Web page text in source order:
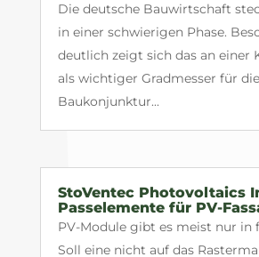
Die deutsche Bauwirtschaft
in einer schwierigen Phase.
deutlich zeigt sich das an einer
als wichtiger Gradmesser für die
Baukonjunktur...
StoVentec Photovoltaics
Passelemente für PV-
PV-Module gibt es meist nur in
Soll eine nicht auf das